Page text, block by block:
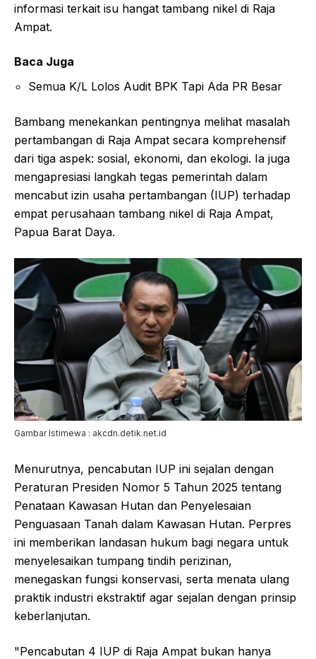
informasi terkait isu hangat tambang nikel di Raja
Ampat.
Baca Juga
Semua K/L Lolos Audit BPK Tapi Ada PR Besar
Bambang menekankan pentingnya melihat masalah
pertambangan di Raja Ampat secara komprehensif
dari tiga aspek: sosial, ekonomi, dan ekologi. Ia juga
mengapresiasi langkah tegas pemerintah dalam
mencabut izin usaha pertambangan (IUP) terhadap
empat perusahaan tambang nikel di Raja Ampat,
Papua Barat Daya.
Gambar Istimewa : akcdn.detik.net.id
Menurutnya, pencabutan IUP ini sejalan dengan
Peraturan Presiden Nomor 5 Tahun 2025 tentang
Penataan Kawasan Hutan dan Penyelesaian
Penguasaan Tanah dalam Kawasan Hutan. Perpres
ini memberikan landasan hukum bagi negara untuk
menyelesaikan tumpang tindih perizinan,
menegaskan fungsi konservasi, serta menata ulang
praktik industri ekstraktif agar sejalan dengan prinsip
keberlanjutan.
"Pencabutan 4 IUP di Raja Ampat bukan hanya